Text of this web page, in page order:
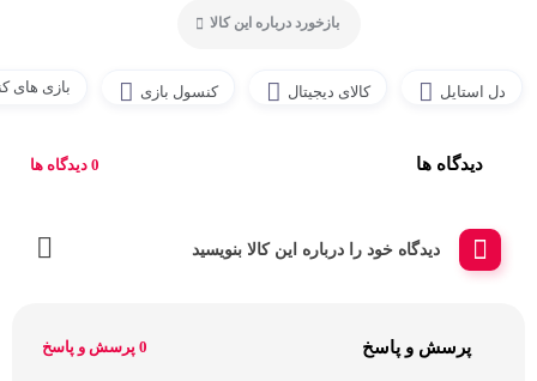
بازخورد درباره این کالا
دل استایل کالای دیجیتال کنسول بازی بازی های
دیدگاه ها 0 دیدگاه ها
دیدگاه خود را درباره این کالا بنویسید
پرسش و پاسخ 0 پرسش و پاسخ